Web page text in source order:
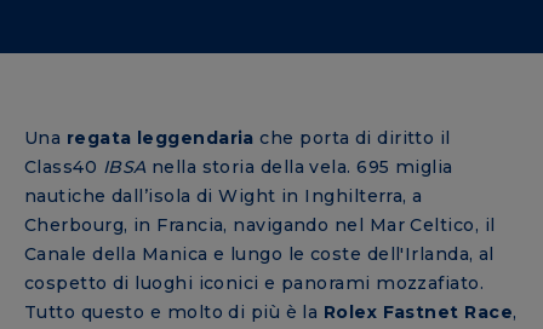
Una regata leggendaria che porta di diritto il
Class40 IBSAnella storia della vela. 695 miglia
nautiche dall’isola di Wight in Inghilterra, a
Cherbourg, in Francia, navigando nel Mar Celtico, il
Canale della Manica e lungo le coste dell'Irlanda, al
cospetto di luoghi iconici e panorami mozzafiato.
Tutto questo e molto di più è la Rolex Fastnet Race,